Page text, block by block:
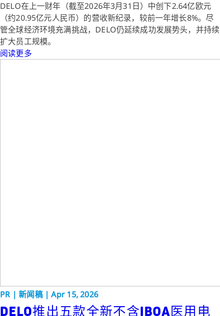
DELO在上一财年（截至2026年3月31日）中创下2.64亿欧元
（约20.95亿元人民币）的营收新纪录，较前一年增长8%。尽
管全球经济环境充满挑战，DELO仍延续成功发展势头，并持续
扩大员工规模。
阅读更多
PR |新闻稿 |Apr 15, 2026
DELO推出五款全新不含IBOA医用电